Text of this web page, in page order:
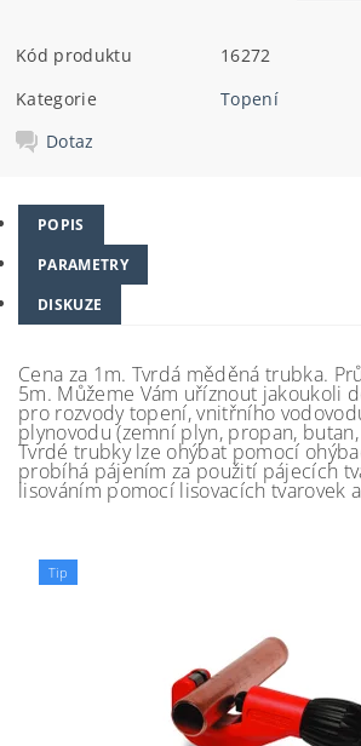
Kód produktu
16272
Kategorie
Topení
Dotaz
POPIS
PARAMETRY
DISKUZE
Cena za 1m. Tvrdá měděná trubka.
5m. Můžeme Vám uříznout jakoukoli
pro rozvody topení, vnitřního
plynovodu (zemní plyn, propan,
Tvrdé trubky lze ohýbat pomocí
probíhá pájením za použití pájecích
lisováním pomocí lisovacích tvarovek
Tip